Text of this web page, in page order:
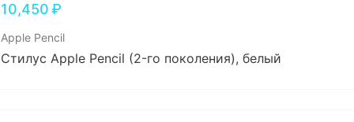
10,450₽
Apple Pencil
Стилус Apple Pencil (2-го поколения), белый